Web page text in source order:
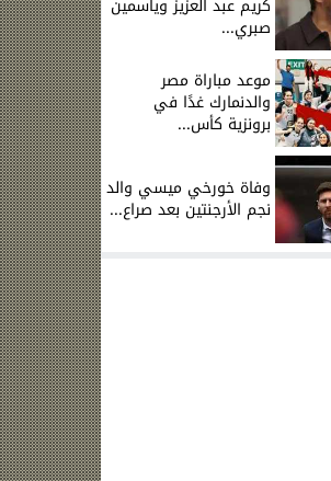
صبري...
موعد مباراة مصر
والدنمارك غدًا في
برونزية كأس...
وفاة خورخي ميسي والد
نجم الأرجنتين بعد صراع...